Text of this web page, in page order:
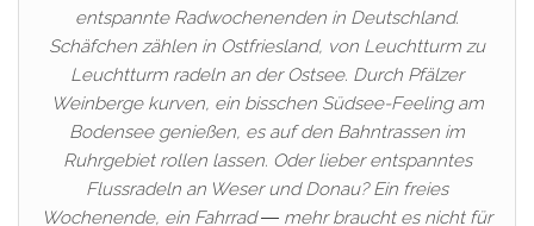
entspannte Radwochenenden in Deutschland.
Schäfchen zählen in Ostfriesland, von Leuchtturm zu
Leuchtturm radeln an der Ostsee. Durch Pfälzer
Weinberge kurven, ein bisschen Südsee-Feeling am
Bodensee genießen, es auf den Bahntrassen im
Ruhrgebiet rollen lassen. Oder lieber entspanntes
Flussradeln an Weser und Donau? Ein freies
Wochenende, ein Fahrrad ― mehr braucht es nicht für